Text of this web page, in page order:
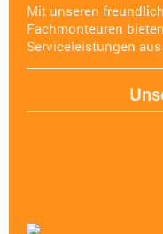
Mit unseren
Fachmonteuren
Serviceleistungen